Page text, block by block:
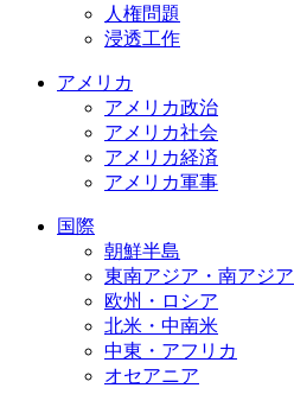
人権問題
浸透工作
アメリカ
アメリカ政治
アメリカ社会
アメリカ経済
アメリカ軍事
国際
朝鮮半島
東南アジア・南アジア
欧州・ロシア
北米・中南米
中東・アフリカ
オセアニア